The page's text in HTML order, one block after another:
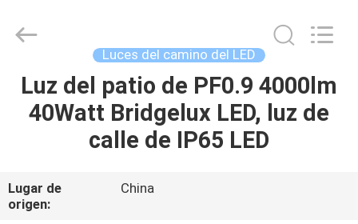
HOGAR
PRODUCTOS
VÍDEOS
Ming
Feng
Reserved.
Luces del camino del LED
Luz del patio de PF0.9 4000lm
40Watt Bridgelux LED, luz de
calle de IP65 LED
Lugar de
origen:
China